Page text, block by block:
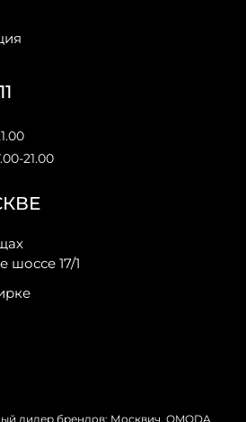
17/1
21.00
дилер брендов: Москвич, OMODA,